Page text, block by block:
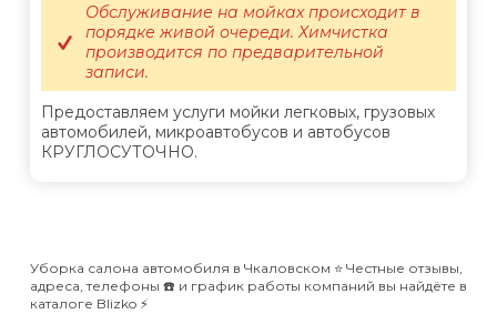
Предоставляем услуги мойки легковых, грузовых
автомобилей, микроавтобусов и автобусов
КРУГЛОСУТОЧНО.
Обслуживание на мойках происходит в
порядке живой очереди. Химчистка
производится по предварительной
записи.
Уборка салона автомобиля в Чкаловском ⭐️ Честные отзывы,
адреса, телефоны ☎️ и график работы компаний вы найдёте в
каталоге Blizko ⚡️